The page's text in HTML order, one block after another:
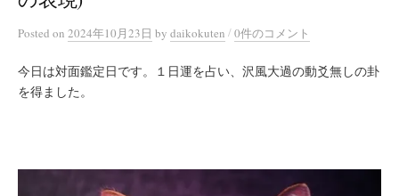
Posted on 2024年10月23日 by daikokuten /0件のコメント
今日は対面鑑定日です。１日運を占い、沢風大過の動爻無しの卦
を得ました。